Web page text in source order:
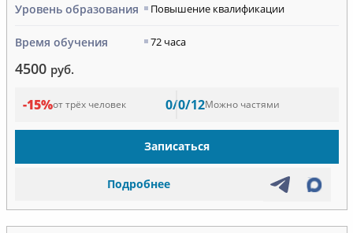
Уровень образования Повышение квалификации
Время обучения 72 часа
4500 руб.
-15%от трёх человек 0/0/12Можно частями
Записаться
Подробнее